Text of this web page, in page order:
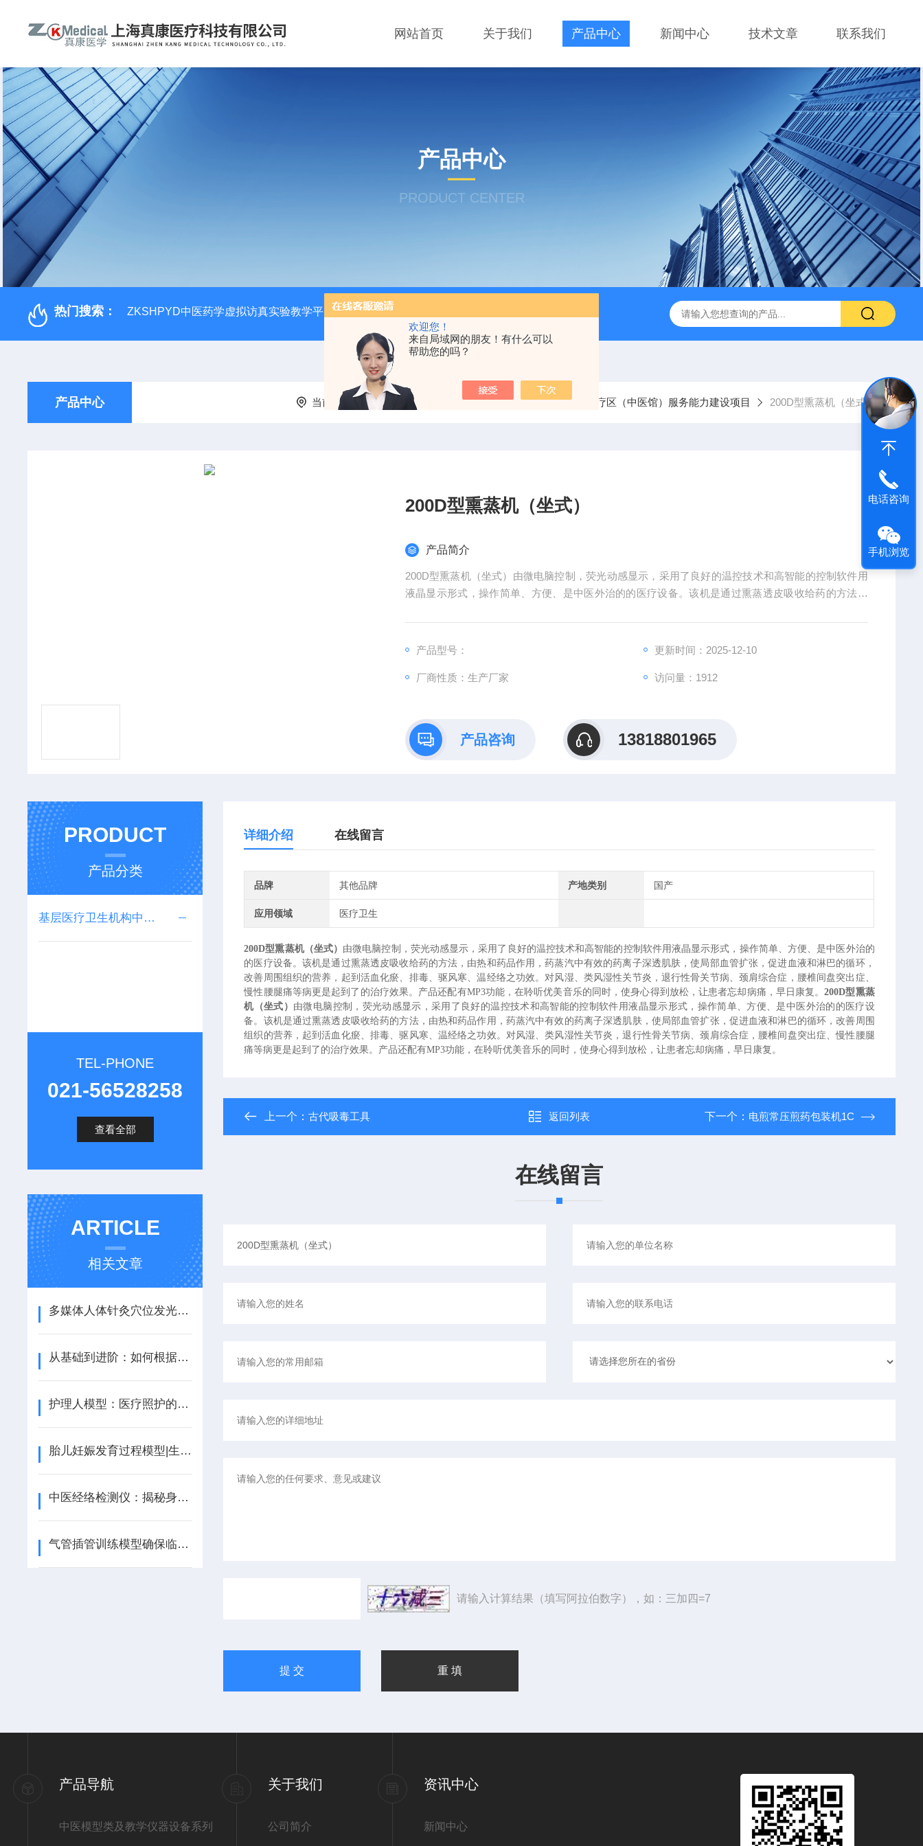
欢迎您！
来自局域网的朋友！有什么可以
帮助您的吗？
网站首页 关于我们 产品中心 新闻中心 技术文章 联系我们
产品中心
PRODUCT CENTER
热门搜索： ZKSHPYD中医药学虚拟访真实验教学平台 ZKF—AX全身针灸仿真训练系统 ZKCJ-208F经穴学及针刺仿真训练系统 ZKCJ300多媒体经穴学及针刺仿真训
产品中心 当前位置： 首页 产品中心 基层医疗卫生机构中医诊疗区（中医馆）服务能力建设项目 200D型熏蒸机（坐式）
200D型熏蒸机（坐式）
产品简介
200D型熏蒸机（坐式）由微电脑控制，荧光动感显示，采用了良好的温控技术和高智能的控制软件用
液晶显示形式，操作简单、方便、是中医外治的的医疗设备。该机是通过熏蒸透皮吸收给药的方法，
骨关节病、颈肩综合症，腰椎间盘突
产品型号： 更新时间：2025-12-10
厂商性质：生产厂家 访问量：1912
产品咨询 13818801965
PRODUCT
产品分类
基层医疗卫生机构中医诊疗区（中医馆）服务能力建设项目
TEL-PHONE
021-56528258
查看全部
ARTICLE
相关文章
多媒体人体针灸穴位发光模型：中医针灸教学的智能可视化平台
从基础到进阶：如何根据培训目标选择合适的护理人模型?
护理人模型：医疗照护的“练兵场”
胎儿妊娠发育过程模型|生命奥秘的医学教育基石
中医经络检测仪：揭秘身体之络的现代智慧
气管插管训练模型确保临床操作的安全性和精确性
详细介绍 在线留言
品牌 其他品牌 产地类别 国产
应用领域 医疗卫生
200D型熏蒸机（坐式） 由微电脑控制，荧光动感显示，采用了良好的温控技术和高智能的控制软件用液晶显示形式，操作简单、方便、是中医外治的
的医疗设备。该机是通过熏蒸透皮吸收给药的方法，由热和药品作用，药蒸汽中有效的药离子深透肌肤，使局部血管扩张，促进血液和淋巴的循环，
改善周围组织的营养，起到活血化瘀、排毒、驱风寒、温经络之功效。对风湿、类风湿性关节炎，退行性骨关节病、颈肩综合症，腰椎间盘突出症、
慢性腰腿痛等病更是起到了的治疗效果。产品还配有MP3功能，在聆听优美音乐的同时，使身心得到放松，让患者忘却病痛，早日康复。200D型熏蒸
机（坐式） 由微电脑控制，荧光动感显示，采用了良好的温控技术和高智能的控制软件用液晶显示形式，操作简单、方便、是中医外治的的医疗设
备。该机是通过熏蒸透皮吸收给药的方法，由热和药品作用，药蒸汽中有效的药离子深透肌肤，使局部血管扩张，促进血液和淋巴的循环，改善周围
组织的营养，起到活血化瘀、排毒、驱风寒、温经络之功效。对风湿、类风湿性关节炎，退行性骨关节病、颈肩综合症，腰椎间盘突出症、慢性腰腿
痛等病更是起到了的治疗效果。产品还配有MP3功能，在聆听优美音乐的同时，使身心得到放松，让患者忘却病痛，早日康复。
上一个：古代吸毒工具 返回列表 下一个： 电煎常压煎药包装机1C
在线留言
请输入计算结果（填写阿拉伯数字），如：三加四=7
产品导航
中医模型类及教学仪器设备系列
关于我们
公司简介
资讯中心
新闻中心
电话咨询
手机浏览